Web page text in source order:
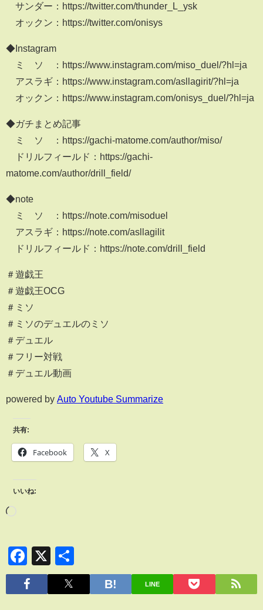
サンダー：https://twitter.com/thunder_L_ysk
オックン：https://twitter.com/onisys
◆Instagram
ミ ソ ：https://www.instagram.com/miso_duel/?hl=ja
アスラギ：https://www.instagram.com/asllagirit/?hl=ja
オックン：https://www.instagram.com/onisys_duel/?hl=ja
◆ガチまとめ記事
ミ ソ ：https://gachi-matome.com/author/miso/
ドリルフィールド：https://gachi-
matome.com/author/drill_field/
◆note
ミ ソ ：https://note.com/misoduel
アスラギ：https://note.com/asllagilit
ドリルフィールド：https://note.com/drill_field
＃遊戯王
＃遊戯王OCG
＃ミソ
＃ミソのデュエルのミソ
＃デュエル
＃フリー対戦
＃デュエル動画
powered by Auto Youtube Summarize
共有:
Facebook X
いいね:
Facebook
X
有
LINE